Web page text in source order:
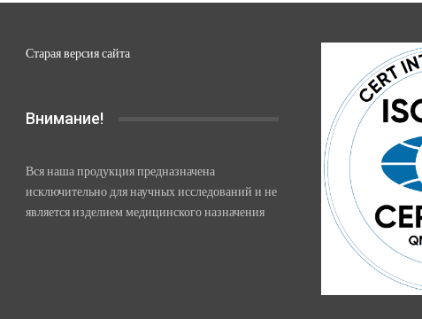
Старая версия сайта
Внимание!
Вся наша продукция предназначена
исключительно для научных исследований и не
является изделием медицинского назначения